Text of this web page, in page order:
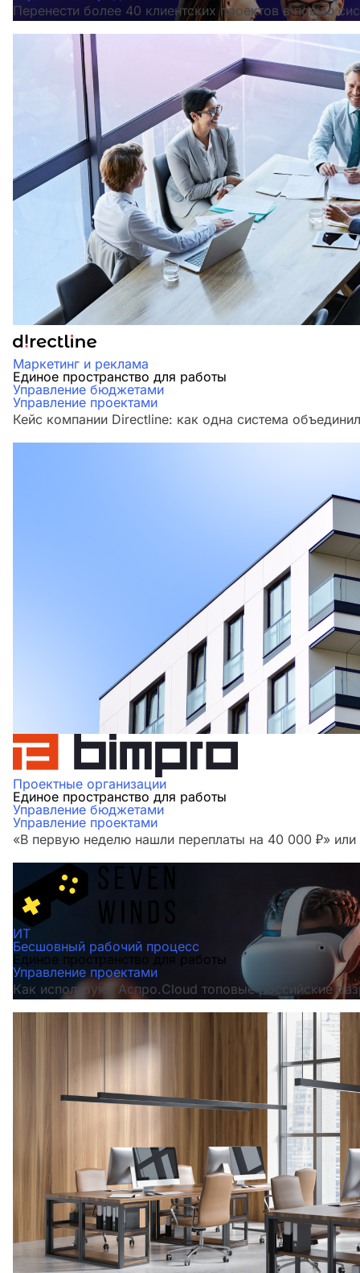
Перенести более 40 клиентских проектов в новую
Маркетинг и реклама
Единое пространство для работы
Управление бюджетами
Управление проектами
Кейс компании Directline: как одна система
Проектные организации
Единое пространство для работы
Управление бюджетами
Управление проектами
«В первую неделю нашли переплаты на 40 000 ₽»
ИТ
Бесшовный рабочий процесс
Единое пространство для работы
Управление проектами
Как используют Аспро.Cloud топовые российские